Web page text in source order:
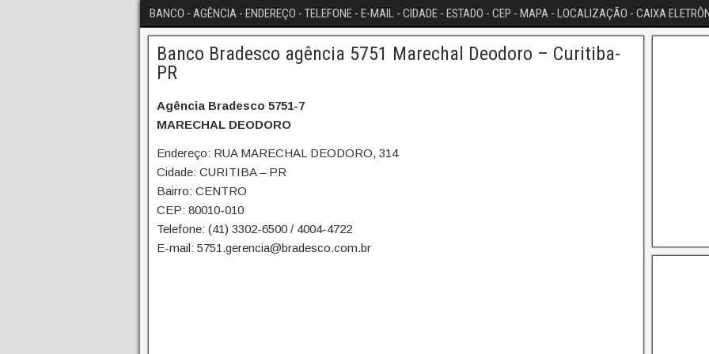
BANCO - AGÊNCIA - ENDEREÇO - TELEFONE - E-MAIL - CIDADE - ESTADO - CEP - MAPA - LOCALIZAÇÃO - CAIXA
Banco Bradesco agência 5751 Marechal Deodoro – Curitiba-
PR
Agência Bradesco 5751-7
MARECHAL DEODORO
Endereço: RUA MARECHAL DEODORO, 314
Cidade: CURITIBA – PR
Bairro: CENTRO
CEP: 80010-010
Telefone: (41) 3302-6500 / 4004-4722
E-mail: 5751.gerencia@bradesco.com.br